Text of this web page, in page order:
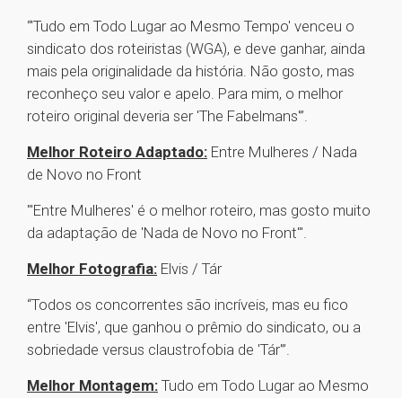
“'Tudo em Todo Lugar ao Mesmo Tempo' venceu o
sindicato dos roteiristas (WGA), e deve ganhar, ainda
mais pela originalidade da história. Não gosto, mas
reconheço seu valor e apelo. Para mim, o melhor
roteiro original deveria ser 'The Fabelmans'”.
Melhor Roteiro Adaptado: Entre Mulheres / Nada
de Novo no Front
"'Entre Mulheres' é o melhor roteiro, mas gosto muito
da adaptação de 'Nada de Novo no Front'".
Melhor Fotografia: Elvis / Tár
“Todos os concorrentes são incríveis, mas eu fico
entre 'Elvis', que ganhou o prêmio do sindicato, ou a
sobriedade versus claustrofobia de 'Tár'”.
Melhor Montagem: Tudo em Todo Lugar ao Mesmo